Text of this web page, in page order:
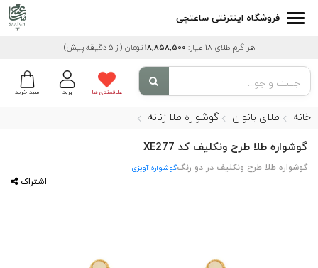
فروشگاه اینترنتی ساعتچی
هر گرم طلای 18 عیار: 18,858,500تومان (از 5 دقیقه پیش)
سبد خرید ورود علاقمندی ها
خانه طلای بانوان گوشواره طلا زنانه
گوشواره طلا طرح ونکلیف کد XE277
گوشواره طلا طرح ونکلیف در دو رنگگوشواره آویزی
اشتراک